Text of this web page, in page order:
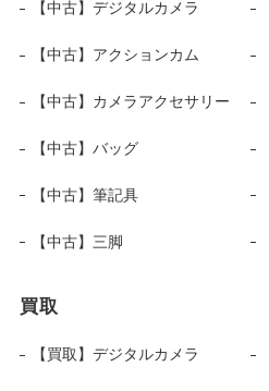
【中古】デジタルカメラ
【中古】アクションカム
【中古】カメラアクセサリー
【中古】バッグ
【中古】筆記具
【中古】三脚
買取
【買取】デジタルカメラ